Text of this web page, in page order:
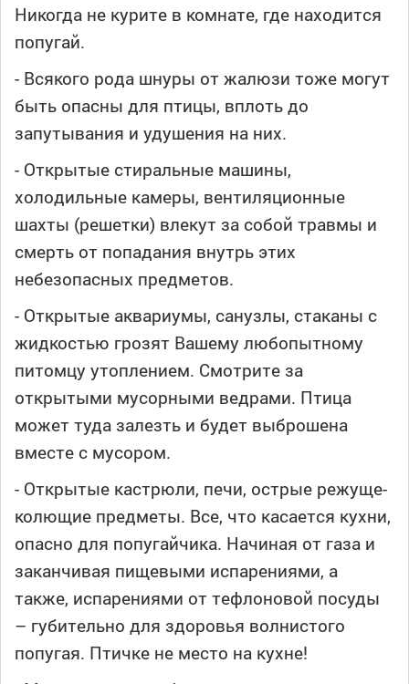
Никогда не курите в комнате, где находится
попугай.
- Всякого рода шнуры от жалюзи тоже могут
быть опасны для птицы, вплоть до
запутывания и удушения на них.
- Открытые стиральные машины,
холодильные камеры, вентиляционные
шахты (решетки) влекут за собой травмы и
смерть от попадания внутрь этих
небезопасных предметов.
- Открытые аквариумы, санузлы, стаканы с
жидкостью грозят Вашему любопытному
питомцу утоплением. Смотрите за
открытыми мусорными ведрами. Птица
может туда залезть и будет выброшена
вместе с мусором.
- Открытые кастрюли, печи, острые режуще-
колющие предметы. Все, что касается кухни,
опасно для попугайчика. Начиная от газа и
заканчивая пищевыми испарениями, а
также, испарениями от тефлоновой посуды
– губительно для здоровья волнистого
попугая. Птичке не место на кухне!